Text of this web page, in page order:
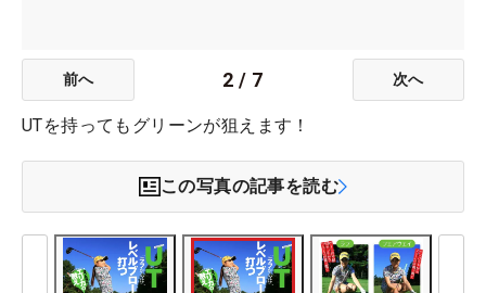
前へ 2 / 7 次へ
UTを持ってもグリーンが狙えます！
この写真の記事を読む